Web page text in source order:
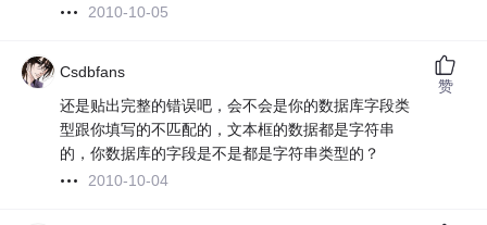
2010-10-05
Csdbfans
还是贴出完整的错误吧，会不会是你的数据库字段类
型跟你填写的不匹配的，文本框的数据都是字符串
的，你数据库的字段是不是都是字符串类型的？
2010-10-04
赞